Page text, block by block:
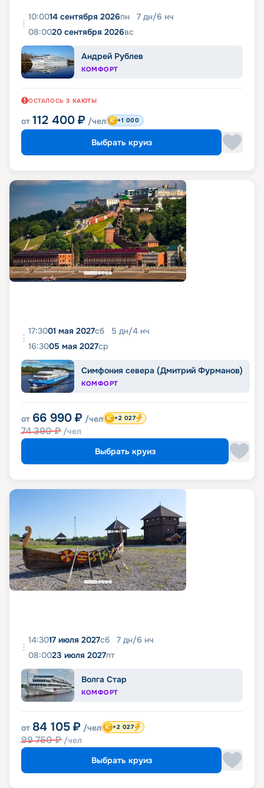
10:0014 сентября 2026пн 7 дн/6 нч
08:0020 сентября 2026вс
Андрей Рублев
КОМФОРТ
ОСТАЛОСЬ 3 КАЮТЫ
от 112 400 ₽ /чел +1 000
Выбрать круиз
17:3001 мая 2027сб 5 дн/4 нч
16:3005 мая 2027ср
Симфония севера (Дмитрий Фурманов)
КОМФОРТ
от 66 990 ₽ /чел
74 390₽ /чел
+2 027
Выбрать круиз
14:3017 июля 2027сб 7 дн/6 нч
08:0023 июля 2027пт
Волга Стар
КОМФОРТ
от 84 105 ₽ /чел
99 750₽ /чел
+2 027
Выбрать круиз